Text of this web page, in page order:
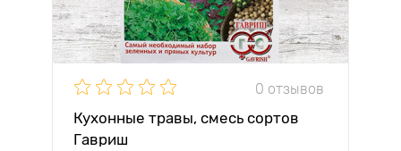
0 отзывов
Кухонные травы, смесь сортов
Гавриш